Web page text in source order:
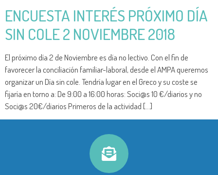
ENCUESTA INTERÉS PRÓXIMO DÍA
SIN COLE 2 NOVIEMBRE 2018
El próximo día 2 de Noviembre es día no lectivo. Con el fin de
favorecer la conciliación familiar-laboral, desde el AMPA queremos
organizar un Día sin cole. Tendría lugar en el Greco y su coste se
fijaría en torno a: De 9:00 a 16:00 horas: Soci@s 10 €/diarios y no
Soci@s 20€/diarios Primeros de la actividad […]